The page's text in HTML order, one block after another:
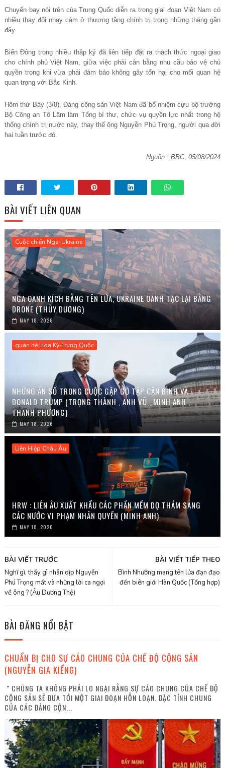
Chuyến bay nói trên của Trung Quốc diễn ra trong giai đoạn Việt Nam có
nhiều thay đổi nhạy cảm ở thượng tầng chính trị trong những tháng gần
đây.
Biển Đông trong nhiều thập kỷ đã liên tiếp đặt ra thách thức ngoại giao
cho chính phủ Việt Nam, giữa việc phải cân bằng nhu cầu bảo vệ chủ
quyền trong khi vừa phải đảm bảo không gây tổn hại cho mối quan hệ
quan trọng với Bắc Kinh.
Hôm thứ Bảy (3/8), Đảng cộng sản Việt Nam đã bổ nhiệm cựu bộ trưởng
Bộ Công an Tô Lâm làm Tổng bí thư, chức vụ quyền lực nhất trong hệ
thống chính trị nước này, thay thế ông Nguyễn Phú Trọng, người qua đời
hai tuần trước đó.
Nguồn : BBC, 05/08/2024
BÀI VIẾT LIÊN QUAN
Cuộc chiến Nga-Ukraine
NGA OANH KÍCH BẰNG TÊN LỬA, UKRAINE OANH TẠC LẠI BẰNG
DRONE (THÙY DƯƠNG)
MAY 18, 2026
quan hệ Hoa Kỳ-Trung Quốc
NHỮNG ẨN SỐ TRONG CUỘC GẶP GỠ TẬP CẬN BÌNH VÀ
DONALD TRUMP (TRỌNG THÀNH , ANH VŨ , MINH ANH ,
THANH PHƯƠNG)
MAY 18, 2026
Liên Hiệp Châu Âu
HRW : LIÊN ÂU XUẤT KHẨU CÁC PHẦN MỀM DỌ THÁM SANG
CÁC NƯỚC VI PHẠM NHÂN QUYỀN (MINH ANH)
MAY 18, 2026
BÀI VIẾT TIẾP THEO
Bình Nhưỡng mang tên lửa đạn đạo
đến biên giới Hàn Quốc (Tổng hợp)
BÀI VIẾT TRƯỚC
Nghĩ gì, thấy gì nhân dịp Nguyễn
Phú Trọng mất và những lời ca ngợi
về ông ? (Âu Dương Thệ)
BÀI ĐĂNG NỔI BẬT
CHUẨN BỊ CHO SỰ CÁO CHUNG CỦA CHẾ ĐỘ CỘNG SẢN
(NGUYỄN GIA KIỂNG)
" CHÚNG TA KHÔNG PHẢI LO NGẠI RẰNG SỰ CÁO CHUNG CỦA CHẾ ĐỘ
CỘNG SẢN SẼ ĐƯA TỚI MỘT GIAI ĐOẠN HỖN LOẠN. ĐẶC TÍNH CHUNG
CỦA CÁC ĐẢNG CỘN...